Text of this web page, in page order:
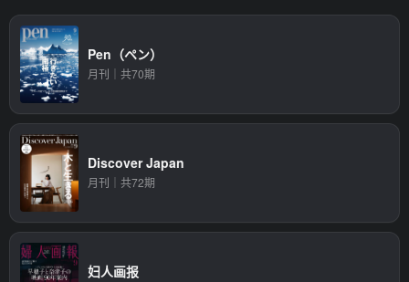
Pen（ペン）
月刊｜共70期
Discover Japan
月刊｜共72期
妇人画报